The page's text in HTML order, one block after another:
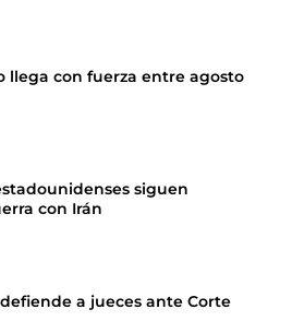
llega con fuerza entre agosto
siguen
con Irán
a jueces ante Corte